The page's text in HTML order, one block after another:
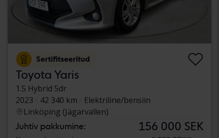
Sertifitseeritud
Toyota Yaris
1.5 Hybrid 5dr
2023
42 340 km
Elektriline/bensiin
Linköping (Jägarvallen)
Juhtiv pakkumine: 156 000 SEK